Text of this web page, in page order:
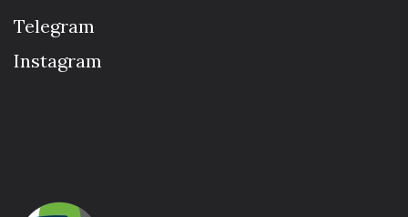
Telegram
Instagram